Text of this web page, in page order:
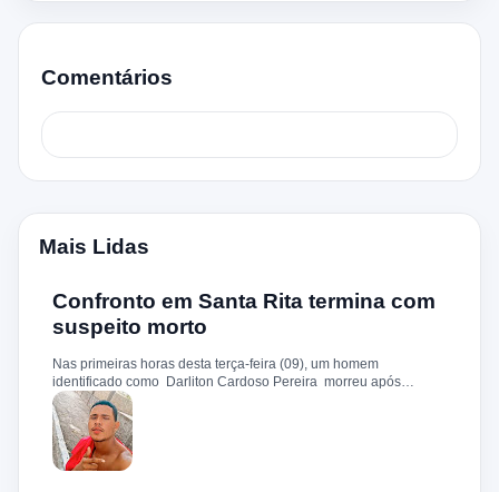
Comentários
Mais Lidas
Confronto em Santa Rita termina com
suspeito morto
Nas primeiras horas desta terça-feira (09), um homem
identificado como Darliton Cardoso Pereira morreu após
confronto com a Polícia Militar no povoado Timbotiba, zona rural
de Santa Rita. De acordo com a PM, os policiais estavam
cumprindo um mandado de prisão contra Darliton, apontado
como um dos suspeitos pela morte brutal de Leandro Sena ,
ocorrida em 25 de fevereiro de 2024. A vítima teria sido